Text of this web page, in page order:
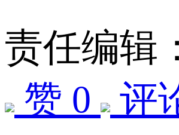
责任编辑
赞 0
评